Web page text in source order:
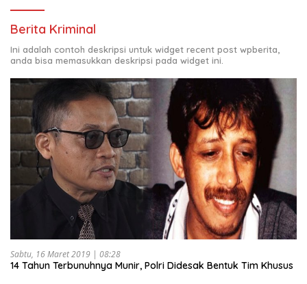
Berita Kriminal
Ini adalah contoh deskripsi untuk widget recent post wpberita,
anda bisa memasukkan deskripsi pada widget ini.
Sabtu, 16 Maret 2019 | 08:28
14 Tahun Terbunuhnya Munir, Polri Didesak Bentuk Tim Khusus